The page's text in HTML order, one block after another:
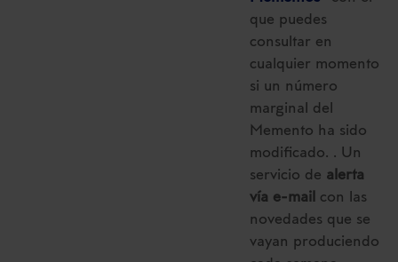
que puedes
consultar en
cualquier momento
si un número
marginal del
Memento ha sido
modificado. . Un
servicio de alerta
vía e-mail con las
novedades que se
vayan produciendo